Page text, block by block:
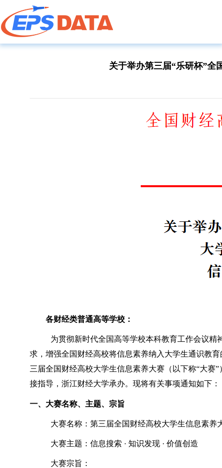
关于举办第三届“乐研杯”全
各财经类普通高等学校：
为贯彻新时代全国高等学校本科教育工作会议精
求，增强全国财经高校将信息素养纳入大学生通识教
三届全国财经高校大学生信息素养大赛（以下称“大赛
接指导，浙江财经大学承办。现将有关事项通知如下：
一、大赛名称、主题、宗旨
大赛名称：第三届全国财经高校大学生信息素养
大赛主题：信息搜索 · 知识发现 · 价值创造
大赛宗旨：